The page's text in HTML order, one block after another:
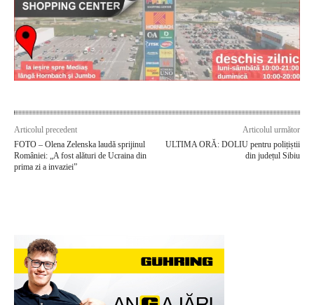
Articolul precedent
FOTO – Olena Zelenska laudă sprijinul
României: „A fost alături de Ucraina din
prima zi a invaziei”
Articolul următor
ULTIMA ORĂ: DOLIU pentru polițiștii
din județul Sibiu